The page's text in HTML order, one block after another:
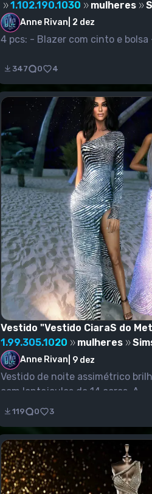
1.102.190.1030
mulheres
Anne Rivan 2 dez
4 pcs: - Blazer com cinto e bolsa + minissaia (26 s.v.) -
347 0 4
Vestido "Vestido CiaraS do
1.99.305.1020
mulheres
Anne Rivan 9 dez
Vestido de noite assimétrico
com lantejoulas de 14 cores. A...
119 0 3